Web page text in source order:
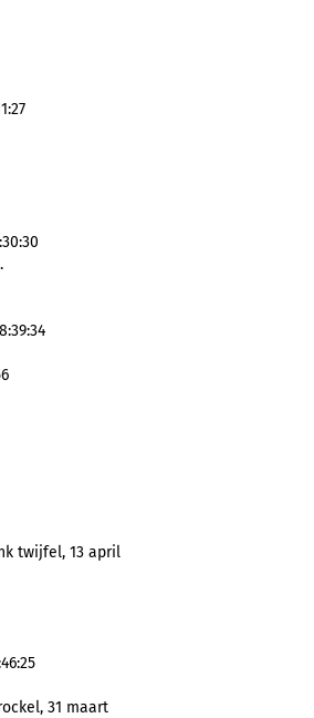
twijfel, 13 april
31 maart